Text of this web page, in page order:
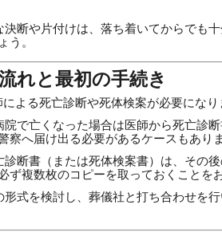
決断や片付けは、落ち着いてからでも
う。
れと最初の手続き
よる死亡診断や死体検案が必要になり
院で亡くなった場合は医師から死亡診
察へ届け出る必要があるケースもありま
診断書（または死体検案書）は、その
ず複数枚のコピーを取っておくことを
形式を検討し、葬儀社と打ち合わせを